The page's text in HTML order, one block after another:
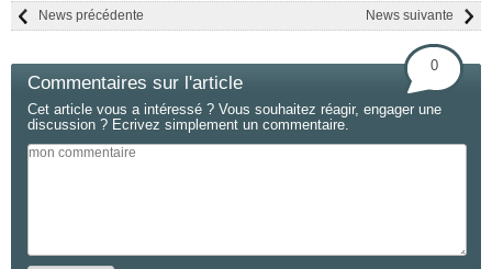
News suivante
News précédente
Commentaires sur l'article
0
Cet article vous a intéressé ? Vous souhaitez réagir, engager une
discussion ? Ecrivez simplement un commentaire.